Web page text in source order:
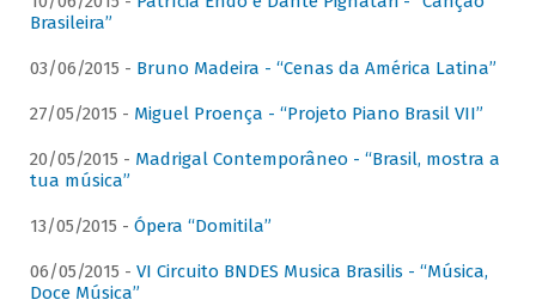
Brasileira”
03/06/2015 - Bruno Madeira - “Cenas da América Latina”
27/05/2015 - Miguel Proença - “Projeto Piano Brasil VII”
20/05/2015 - Madrigal Contemporâneo - “Brasil, mostra a
tua música”
13/05/2015 - Ópera “Domitila”
06/05/2015 - VI Circuito BNDES Musica Brasilis - “Música,
Doce Música”